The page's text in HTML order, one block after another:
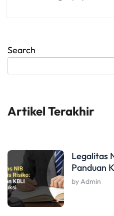
Search
Artikel Terakhir
Legalitas
Panduan
by Admin